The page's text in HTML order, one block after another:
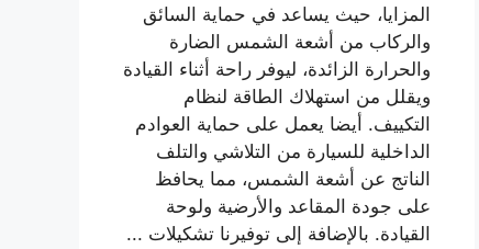
المزايا، حيث يساعد في حماية السائق
والركاب من أشعة الشمس الضارة
والحرارة الزائدة، ليوفر راحة أثناء القيادة
ويقلل من استهلاك الطاقة لنظام
التكييف. أيضا يعمل على حماية العوادم
الداخلية للسيارة من التلاشي والتلف
الناتج عن أشعة الشمس، مما يحافظ
على جودة المقاعد والأرضية ولوحة
القيادة. بالإضافة إلى توفيرنا تشكيلات ...